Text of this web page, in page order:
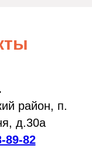
район, п.
д.30а
89-82